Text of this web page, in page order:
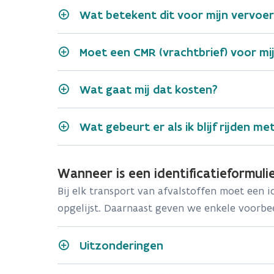
verordening (EG) 1013/2006
overbrenging van afvalstoffen
het document, vermeld in bijlage
het identificatienummer
het adres;
techniek van de
chemische samenstelling
fysische eigenschappen
Na het transport
LZP https://lzp.nl
GROUP
(systeem
WasteDesk)
Trustteam https://www.trustteam.be/
Flagstone https://flagstone.tech
Aplikas https://aplikas.be/
QEOS https://www.qeos.be
Wat betekent dit voor mijn
Moet een CMR (vrachtbrief) voor
Wat gaat mij dat kosten?
Wat gebeurt er als ik blijf rijden
Wanneer is een
Bij elk transport van afvalstoffen moet een
opgelijst. Daarnaast geven we enkele
Uitzonderingen